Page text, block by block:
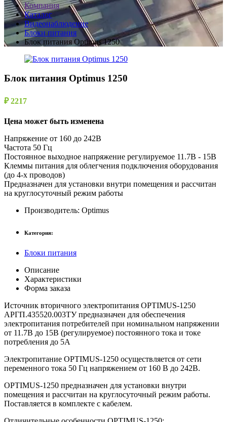
Компания
Каталог
Видеонаблюдение
Блоки питания
Блок питания Optimus 1250
Блок питания Optimus 1250
₽ 2217
Цена может быть изменена
Напряжение от 160 до 242В
Частота 50 Гц
Постоянное выходное напряжение регулируемое 11.7В - 15В
Клеммы питания для облегчения подключения оборудования
(до 4-х проводов)
Предназначен для установки внутри помещения и рассчитан
на круглосуточный режим работы
Производитель: Optimus
Категория:
Блоки питания
Описание
Характеристики
Форма заказа
Источник вторичного электропитания OPTIMUS-1250
АРГП.435520.003ТУ предназначен для обеспечения
электропитания потребителей при номинальном напряжении
от 11.7В до 15В (регулируемое) постоянного тока и токе
потребления до 5А
Электропитание OPTIMUS-1250 осуществляется от сети
переменного тока 50 Гц напряжением от 160 В до 242В.
OPTIMUS-1250 предназначен для установки внутри
помещения и рассчитан на круглосуточный режим работы.
Поставляется в комплекте с кабелем.